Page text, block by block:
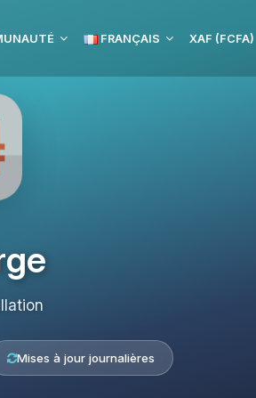
FRANÇAIS XAF (FCFA)
Mises à jour journalières